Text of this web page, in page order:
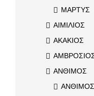
ΜΑΡΤΥΣ
ΑΙΜΙΛΙΟΣ
ΑΚΑΚΙΟΣ
ΑΝΘΙΜΟΣ